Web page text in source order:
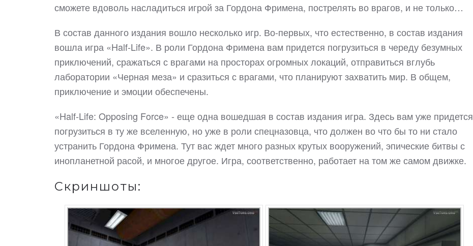
сможете вдоволь насладиться игрой за Гордона Фримена, пострелять во врагов, и не только…
В состав данного издания вошло несколько игр. Во-первых, что естественно, в состав издания
вошла игра «Half-Life». В роли Гордона Фримена вам придется погрузиться в череду безумных
приключений, сражаться с врагами на просторах огромных локаций, отправиться вглубь
лаборатории «Черная меза» и сразиться с врагами, что планируют захватить мир. В общем,
приключение и эмоции обеспечены.
«Half-Life: Opposing Force» - еще одна вошедшая в состав издания игра. Здесь вам уже придется
погрузиться в ту же вселенную, но уже в роли спецназовца, что должен во что бы то ни стало
устранить Гордона Фримена. Тут вас ждет много разных крутых вооружений, эпические битвы с
инопланетной расой, и многое другое. Игра, соответственно, работает на том же самом движке.
Скриншоты: